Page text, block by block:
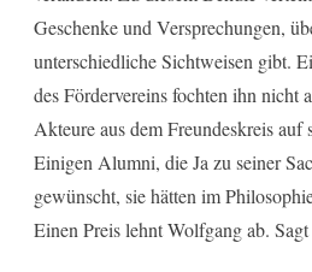
Geschenke und Versprechungen,
unterschiedliche Sichtweisen gibt.
des Fördervereins fochten ihn nicht
Akteure aus dem Freundeskreis auf
Einigen Alumni, die Ja zu seiner
gewünscht, sie hätten im
Einen Preis lehnt Wolfgang ab. Sagt